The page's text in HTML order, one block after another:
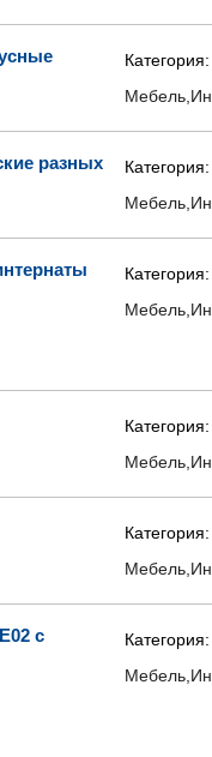
Категория:
разных
Категория:
Категория:
Категория:
Категория:
с
Категория: